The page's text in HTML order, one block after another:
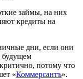
займы, на них
кредиты на
дни, если они
будущем
потому что
«Коммерсантъ».